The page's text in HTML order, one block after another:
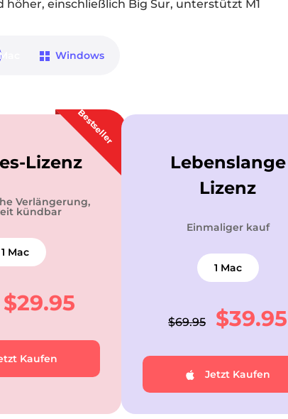
höher, einschließlich Big Sur, unterstützt M1
Windows
Bestseller
Lizenz
Verlängerung,
kündbar
1 Mac
$29.95
Kaufen
Lebenslange
Lizenz
Einmaliger kauf
1 Mac
$69.95 $39.95
Jetzt Kaufen